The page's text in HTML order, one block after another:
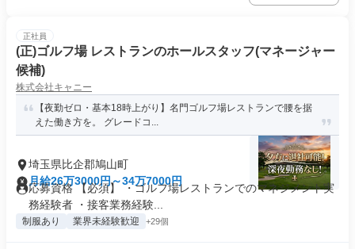
正社員
(正)ゴルフ場 レストランのホールスタッフ(マネージャー
候補)
株式会社キャニー
【夜勤ゼロ・基本18時上がり】名門ゴルフ場レストランで腰を据
えた働き方を。 グレードコ...
埼玉県比企郡鳩山町
月給26万3000円～34万7000円
応募資格 【必須】 ・ゴルフ場レストランでのマネジメント実
務経験者 ・接客業務経験...
制服あり 業界未経験歓迎 +29個